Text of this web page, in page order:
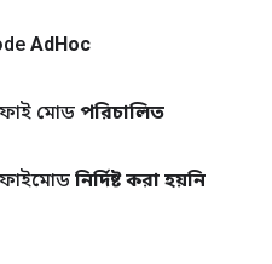
AdHoc
মোড পরিচালিত
নির্দিষ্ট করা হয়নি